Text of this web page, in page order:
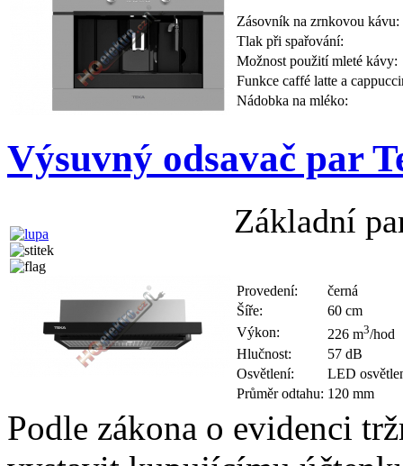
Zásovník na zrnkovou kávu:
Tlak při spařování:
Možnost použití mleté kávy:
Funkce caffé latte a
Nádobka na mléko:
Výsuvný odsavač par
Základní
Provedení:
černá
Šíře:
60 cm
Výkon:
226 m3/hod
Hlučnost:
57 dB
Osvětlení:
LED
Průměr odtahu: 120 mm
Podle zákona o evidenci